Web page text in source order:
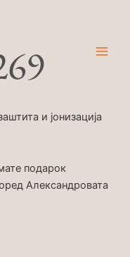
и јонизација
подарок
Александровата